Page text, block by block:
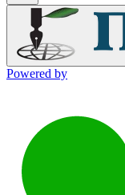
Powered by